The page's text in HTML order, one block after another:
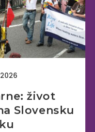
život
Slovensku